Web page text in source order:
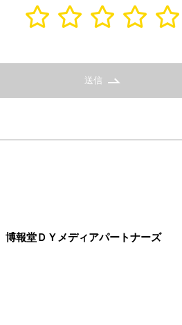
送信
博報堂ＤＹメディアパートナーズ